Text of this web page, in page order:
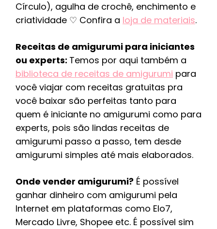
Círculo), agulha de crochê, enchimento e
criatividade ♡ Confira a loja de materiais.
Receitas de amigurumi para iniciantes
ou experts: Temos por aqui também a
biblioteca de receitas de amigurumi para
você viajar com receitas gratuitas pra
você baixar são perfeitas tanto para
quem é iniciante no amigurumi como para
experts, pois são lindas receitas de
amigurumi passo a passo, tem desde
amigurumi simples até mais elaborados.
Onde vender amigurumi? É possível
ganhar dinheiro com amigurumi pela
Internet em plataformas como Elo7,
Mercado Livre, Shopee etc. É possível sim